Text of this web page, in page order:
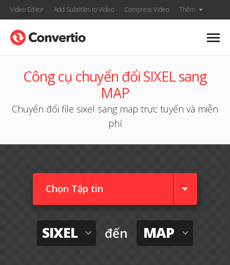
Video Editor Add Subtitles to Video Compress Video Thêm
Công cụ chuyển đổi SIXEL sang
MAP
Chuyển đổi file sixel sang map trực tuyến và miễn
phí
Chọn Tập tin
SIXEL đến MAP